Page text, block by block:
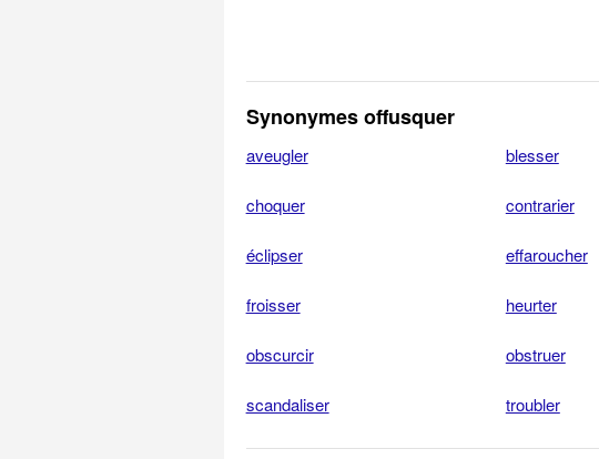
Synonymes offusquer
aveugler blesser
choquer contrarier
éclipser effaroucher
froisser heurter
obscurcir obstruer
scandaliser troubler